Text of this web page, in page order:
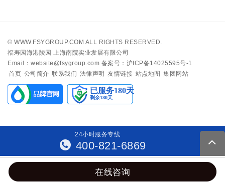
© WWW.FSYGROUP.COM ALL RIGHTS RESERVED.
福寿园海港陵园 上海南院实业发展有限公司
Email：website@fsygroup.com 备案号：沪ICP备14025595号-1
首页 公司简介 联系我们 法律声明 友情链接 站点地图 集团网站
24小时服务专线
400-821-6869
在线咨询